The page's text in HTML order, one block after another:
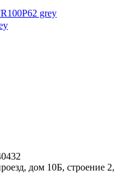
дом 10Б, строение 2,